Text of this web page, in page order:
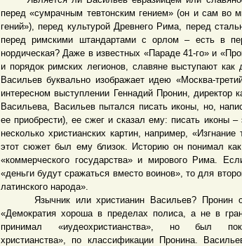
перед «сумрачным тевтонским гением» (он и сам во
гений»), перед культурой Древнего Рима, перед
перед римскими штандартами с орлом – есть в
нордическая? Даже в известных «Параде 41-го» и
и порядок римских легионов, славяне выступают как
Васильев буквально изображает идею «Москва-
интересном выступлении Геннадий Пронин, директор
Васильева, Васильев пытался писать иконы, но,
ее приобрести), ее сжег и сказал ему: писать иконы
несколько христианских картин, например,
этот сюжет был ему близок. Историю он понимал
«коммерческого государства» и мирового Рима.
«деньги будут сражаться вместо воинов», то для
латинского народа».
Язычник или христианин Васильев? Пронин
«Демократия хороша в пределах полиса, а не в
принимал «иудеохристианства», но был
христианства», по классификации Пронина.